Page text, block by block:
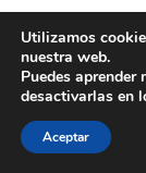
BLOG
Utilizamos
nuestra web.
Puedes
desactivarlas en
Aceptar